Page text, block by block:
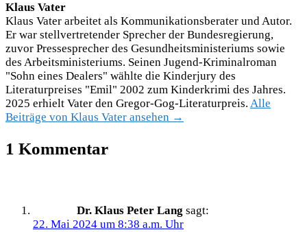
Klaus Vater
Klaus Vater arbeitet als Kommunikationsberater und Autor.
Er war stellvertretender Sprecher der Bundesregierung,
zuvor Pressesprecher des Gesundheitsministeriums sowie
des Arbeitsministeriums. Seinen Jugend-Kriminalroman
"Sohn eines Dealers" wählte die Kinderjury des
Literaturpreises "Emil" 2002 zum Kinderkrimi des Jahres.
2025 erhielt Vater den Gregor-Gog-Literaturpreis. Alle
Beiträge von Klaus Vater ansehen →
1 Kommentar
Dr. Klaus Peter Lang sagt:
22. Mai 2024 um 8:38 a.m. Uhr